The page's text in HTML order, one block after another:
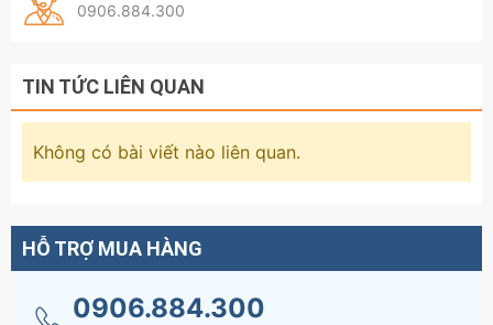
0906.884.300
TIN TỨC LIÊN QUAN
Không có bài viết nào liên quan.
HỖ TRỢ MUA HÀNG
0906.884.300